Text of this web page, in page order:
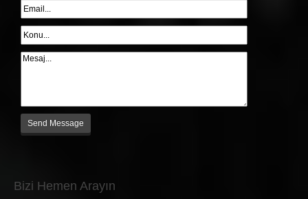
Bizi Hemen Arayın